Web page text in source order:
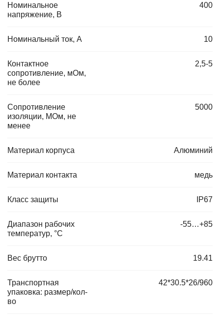
Номинальное
напряжение, В
400
Номинальный ток, А 10
Контактное
сопротивление, мОм,
не более
2,5-5
Сопротивление
изоляции, МОм, не
менее
5000
Материал корпуса Алюминий
Материал контакта медь
Класс защиты IP67
Диапазон рабочих
температур, °C
-55…+85
Вес брутто 19.41
Транспортная
упаковка: размер/кол-
во
42*30.5*26/960